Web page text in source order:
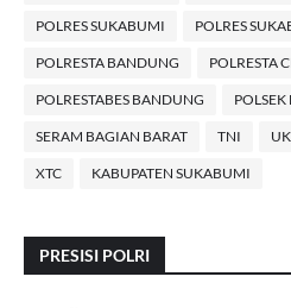
POLRES SUKABUMI POLRES
POLRESTA BANDUNG POLRESTA
POLRESTABES BANDUNG
SERAM BAGIAN BARAT TNI
XTC KABUPATEN SUKABUMI
PRESISI POLRI